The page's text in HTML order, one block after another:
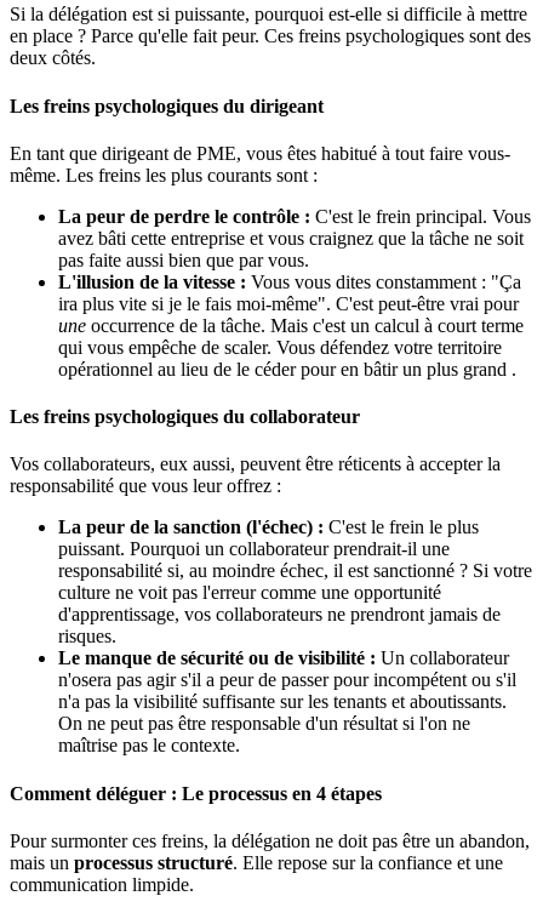
Si la délégation est si puissante, pourquoi est-elle si difficile à mettre
en place ? Parce qu'elle fait peur. Ces freins psychologiques sont des
deux côtés.
Les freins psychologiques du dirigeant
En tant que dirigeant de PME, vous êtes habitué à tout faire vous-
même. Les freins les plus courants sont :
La peur de perdre le contrôle : C'est le frein principal. Vous
avez bâti cette entreprise et vous craignez que la tâche ne soit
pas faite aussi bien que par vous.
L'illusion de la vitesse : Vous vous dites constamment : "Ça
ira plus vite si je le fais moi-même". C'est peut-être vrai pour
une occurrence de la tâche. Mais c'est un calcul à court terme
qui vous empêche de scaler. Vous défendez votre territoire
opérationnel au lieu de le céder pour en bâtir un plus grand .
Les freins psychologiques du collaborateur
Vos collaborateurs, eux aussi, peuvent être réticents à accepter la
responsabilité que vous leur offrez :
La peur de la sanction (l'échec) : C'est le frein le plus
puissant. Pourquoi un collaborateur prendrait-il une
responsabilité si, au moindre échec, il est sanctionné ? Si votre
culture ne voit pas l'erreur comme une opportunité
d'apprentissage, vos collaborateurs ne prendront jamais de
risques.
Le manque de sécurité ou de visibilité : Un collaborateur
n'osera pas agir s'il a peur de passer pour incompétent ou s'il
n'a pas la visibilité suffisante sur les tenants et aboutissants.
On ne peut pas être responsable d'un résultat si l'on ne
maîtrise pas le contexte.
Comment déléguer : Le processus en 4 étapes
Pour surmonter ces freins, la délégation ne doit pas être un abandon,
mais un processus structuré. Elle repose sur la confiance et une
communication limpide.